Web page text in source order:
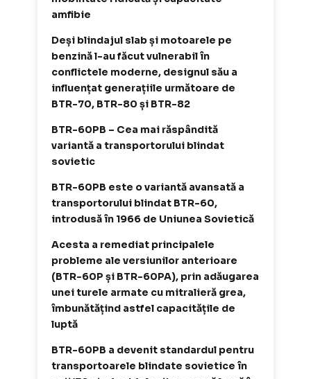
amfibie
Deși blindajul slab și motoarele pe
benzină l-au făcut vulnerabil în
conflictele moderne, designul său a
influențat generațiile următoare de
BTR-70, BTR-80 și BTR-82
BTR-60PB – Cea mai răspândită
variantă a transportorului blindat
sovietic
BTR-60PB este o variantă avansată a
transportorului blindat BTR-60,
introdusă în 1966 de Uniunea Sovietică
Acesta a remediat principalele
probleme ale versiunilor anterioare
(BTR-60P și BTR-60PA), prin adăugarea
unei turele armate cu mitralieră grea,
îmbunătățind astfel capacitățile de
luptă
BTR-60PB a devenit standardul pentru
transportoarele blindate sovietice în